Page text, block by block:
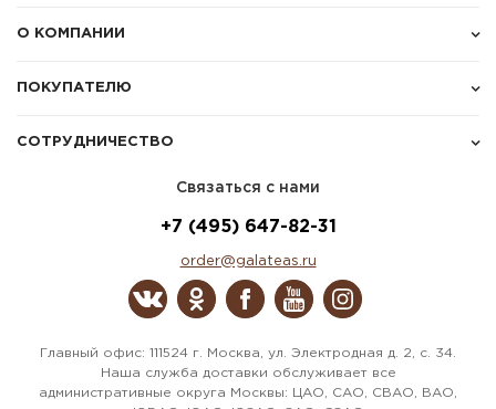
О КОМПАНИИ
ПОКУПАТЕЛЮ
СОТРУДНИЧЕСТВО
Связаться с нами
+7 (495) 647-82-31
order@galateas.ru
Главный офис: 111524 г. Москва, ул. Электродная д. 2, с. 34.
Наша служба доставки обслуживает все
административные округа Москвы: ЦАО, САО, СВАО, ВАО,